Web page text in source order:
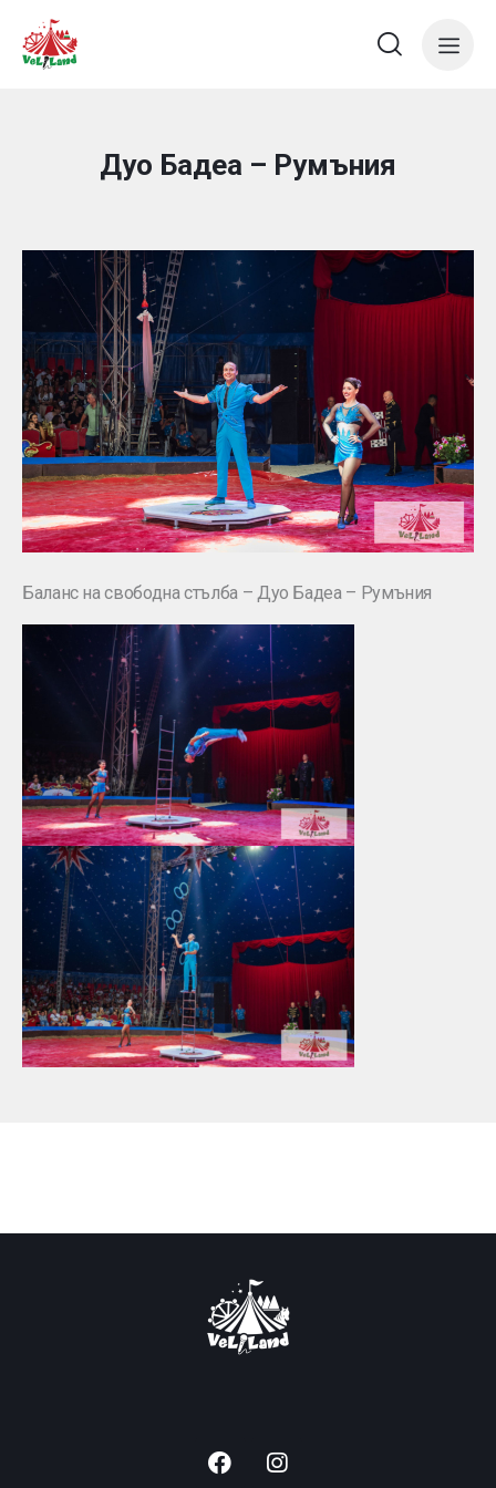
Дуо Бадеа – Румъния
Баланс на свободна стълба – Дуо Бадеа – Румъния